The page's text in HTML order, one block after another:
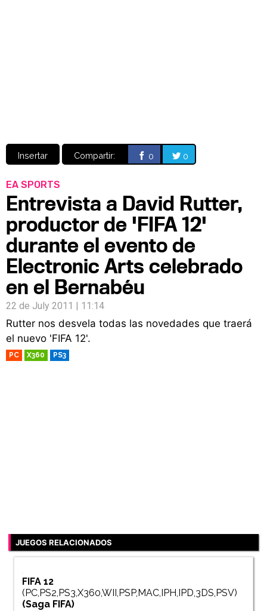
Insertar Compartir: 0 0
EA SPORTS
Entrevista a David Rutter,
productor de 'FIFA 12'
durante el evento de
Electronic Arts celebrado
en el Bernabéu
22 de July 2011 | 11:14
Rutter nos desvela todas las novedades que traerá
el nuevo 'FIFA 12'.
PC X360 PS3
JUEGOS RELACIONADOS
FIFA 12
(PC,PS2,PS3,X360,WII,PSP,MAC,IPH,IPD,3DS,PSV)
(Saga FIFA)